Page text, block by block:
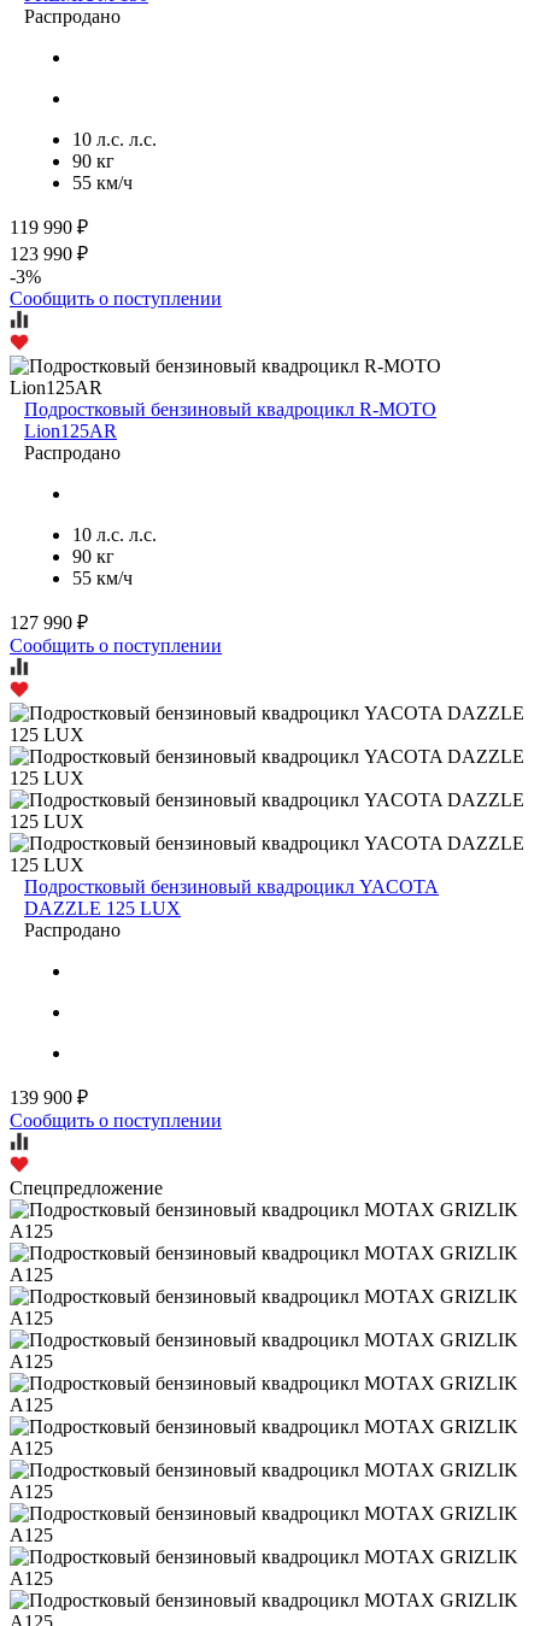
Распродано
10 л.с. л.с.
90 кг
55 км/ч
119 990 ₽
123 990 ₽
-3%
Сообщить о поступлении
Подростковый бензиновый квадроцикл R-MOTO
Lion125AR
Распродано
10 л.с. л.с.
90 кг
55 км/ч
127 990 ₽
Сообщить о поступлении
Подростковый бензиновый квадроцикл YACOTA
DAZZLE 125 LUX
Распродано
139 900 ₽
Сообщить о поступлении
Спецпредложение